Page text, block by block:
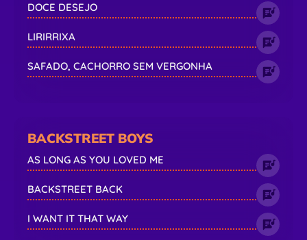
DOCE DESEJO
LIRIRRIXA
SAFADO, CACHORRO SEM VERGONHA
BACKSTREET BOYS
AS LONG AS YOU LOVED ME
BACKSTREET BACK
I WANT IT THAT WAY